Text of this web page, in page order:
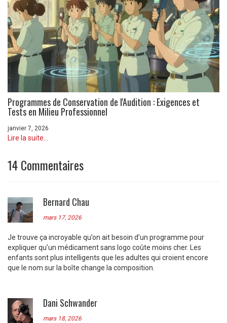
Programmes de Conservation de l'Audition : Exigences et
Tests en Milieu Professionnel
janvier 7, 2026
Lire la suite...
14 Commentaires
Bernard Chau
mars 17, 2026
Je trouve ça incroyable qu’on ait besoin d’un programme pour
expliquer qu’un médicament sans logo coûte moins cher. Les
enfants sont plus intelligents que les adultes qui croient encore
que le nom sur la boîte change la composition.
Dani Schwander
mars 18, 2026